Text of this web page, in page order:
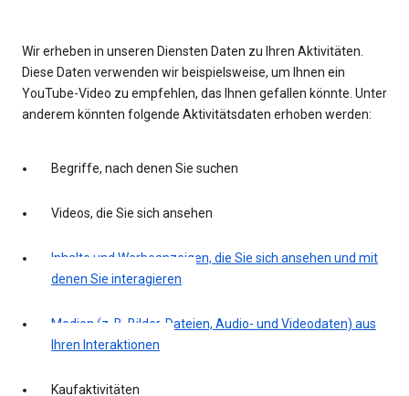
Wir erheben in unseren Diensten Daten zu Ihren Aktivitäten.
Diese Daten verwenden wir beispielsweise, um Ihnen ein
YouTube-Video zu empfehlen, das Ihnen gefallen könnte. Unter
anderem könnten folgende Aktivitätsdaten erhoben werden:
Begriffe, nach denen Sie suchen
Videos, die Sie sich ansehen
Inhalte und Werbeanzeigen, die Sie sich ansehen und mit
denen Sie interagieren
Medien (z. B. Bilder, Dateien, Audio- und Videodaten) aus
Ihren Interaktionen
Kaufaktivitäten